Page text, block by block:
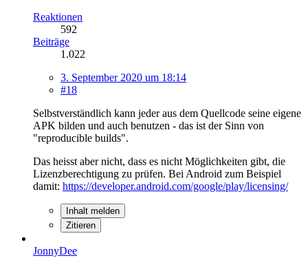
Reaktionen
592
Beiträge
1.022
3. September 2020 um 18:14
#18
Selbstverständlich kann jeder aus dem Quellcode seine eigene
APK bilden und auch benutzen - das ist der Sinn von
"reproducible builds".
Das heisst aber nicht, dass es nicht Möglichkeiten gibt, die
Lizenzberechtigung zu prüfen. Bei Android zum Beispiel
damit: https://developer.android.com/google/play/licensing/
Inhalt melden
Zitieren
JonnyDee